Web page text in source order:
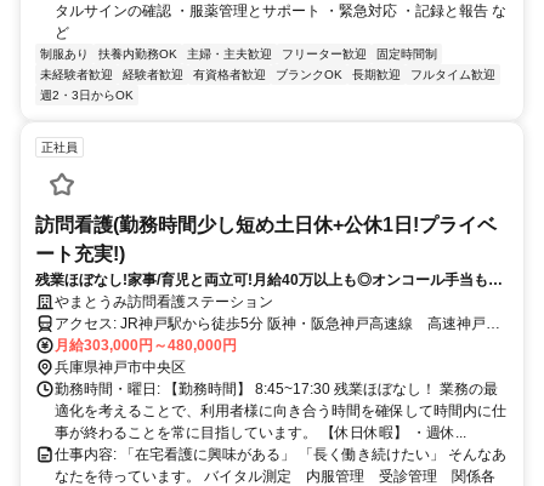
タルサインの確認 ・服薬管理とサポート ・緊急対応 ・記録と報告 な
ど
制服あり 扶養内勤務OK 主婦・主夫歓迎 フリーター歓迎
固定時間制
未経験者歓迎
経験者歓迎 有資格者歓迎 ブランクOK 長期歓迎
フルタイム歓迎
週2・3日からOK
正社員
訪問看護(勤務時間少し短め土日休+公休1日!プライベ
ート充実!)
残業ほぼなし!家事/育児と両立可!月給40万以上も◎オンコール手当も充
実 やまとうみ訪問看護ステーション
アクセス: JR神戸駅から徒歩5分 阪神・阪急神戸高速線 高速神戸駅
徒歩２分
月給303,000円～480,000円
兵庫県神戸市中央区
勤務時間・曜日: 【勤務時間】 8:45~17:30 残業ほぼなし！ 業務の最
適化を考えることで、利用者様に向き合う時間を確保して時間内に仕
事が終わることを常に目指しています。 【休日休暇】 ・週休...
仕事内容: 「在宅看護に興味がある」 「長く働き続けたい」 そんなあ
なたを待っています。 バイタル測定 内服管理 受診管理 関係各